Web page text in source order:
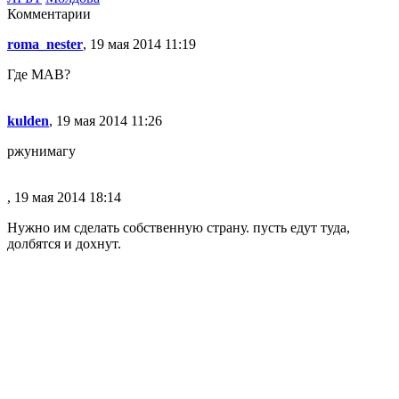
Комментарии
roma_nester, 19 мая 2014 11:19
Где MAB?
kulden, 19 мая 2014 11:26
ржунимагу
, 19 мая 2014 18:14
Нужно им сделать собственную страну. пусть едут туда,
долбятся и дохнут.